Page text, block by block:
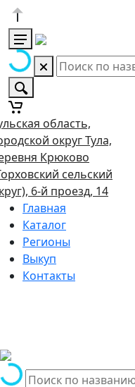
область,
округ Тула,
Крюково
сельский
6-й проезд, 14
Главная
Каталог
Регионы
Выкуп
Контакты